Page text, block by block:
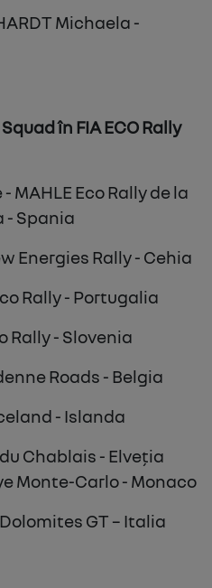
Michaela -
în FIA ​​ECO Rally
- MAHLE Eco Rally de la
- Spania
Energies Rally- Cehia
Rally- Portugalia
Rally- Slovenia
Roads - Belgia
- Islanda
Chablais - Elveția
Monte-Carlo- Monaco
GT – Italia